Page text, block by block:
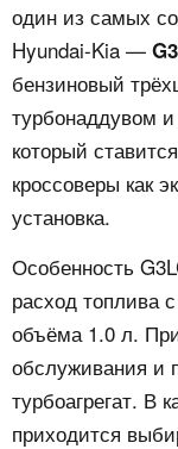
один из самых
Hyundai-Kia —
бензиновый
турбонаддувом
который
кроссоверы как
установка.
Особенность
расход топлива
объёма 1.0 л.
обслуживания и
турбоагрегат. В
приходится